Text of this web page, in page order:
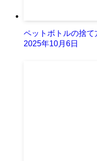
ペットボトルの捨て
2025年10月6日